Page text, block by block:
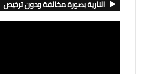
النارية بصورة مخالفة ودون ترخيص